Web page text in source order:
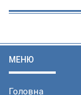
МЕНЮ
Головна